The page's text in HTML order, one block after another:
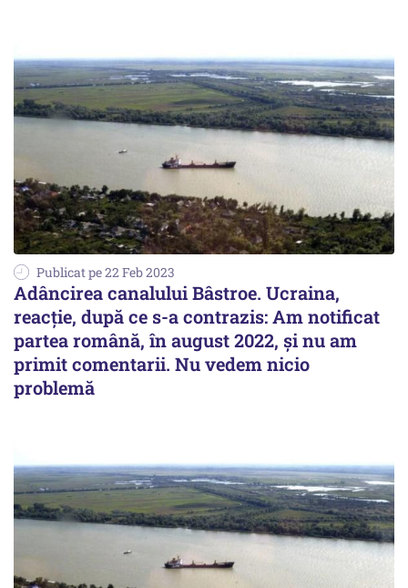
Publicat pe 22 Feb 2023
Adâncirea canalului Bâstroe. Ucraina,
reacție, după ce s-a contrazis: Am notificat
partea română, în august 2022, şi nu am
primit comentarii. Nu vedem nicio
problemă